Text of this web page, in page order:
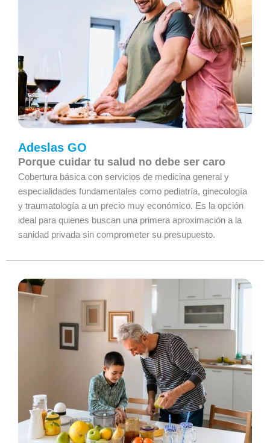
Adeslas GO
Porque cuidar tu salud no debe ser caro
Cobertura básica con servicios de medicina general y
especialidades fundamentales como pediatría, ginecología
y traumatología a un precio muy económico. Es la opción
ideal para quienes buscan una primera aproximación a la
sanidad privada sin comprometer su presupuesto.